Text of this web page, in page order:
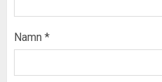
Namn *